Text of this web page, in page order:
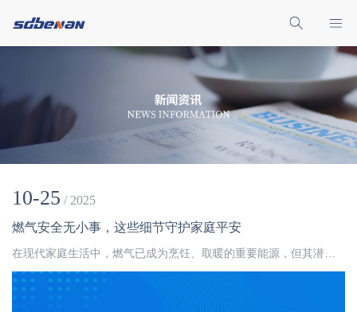
10-25 / 2025
燃气安全无小事，这些细节守护家庭平安